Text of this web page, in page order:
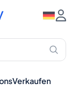
Verkaufen